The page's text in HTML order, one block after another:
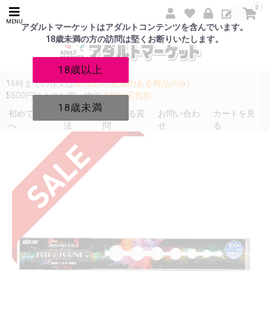
アダルトマーケットはアダルトコンテンツを含んでいます。
18歳未満の方の訪問は堅くお断りいたします。
18歳以上
18歳未満
MENU
0
16時までの注文は即日出荷(在庫のある商品のみ)
5500円以上のお買い物で送料当店負担
初めての方
へ
発送方
法
よくある質
問
お問い合わ
せ
カートを見
る